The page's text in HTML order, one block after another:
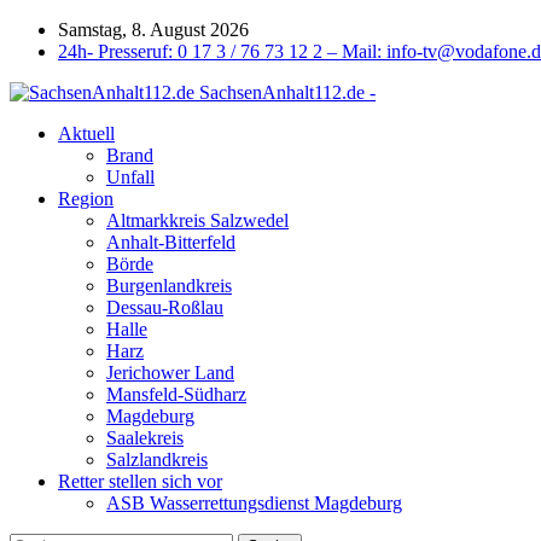
Samstag, 8. August 2026
24h- Presseruf: 0 17 3 / 76 73 12 2 – Mail: info-
SachsenAnhalt112.de -
Aktuell
Brand
Unfall
Region
Altmarkkreis Salzwedel
Anhalt-Bitterfeld
Börde
Burgenlandkreis
Dessau-Roßlau
Halle
Harz
Jerichower Land
Mansfeld-Südharz
Magdeburg
Saalekreis
Salzlandkreis
Retter stellen sich vor
ASB Wasserrettungsdienst Magdeburg